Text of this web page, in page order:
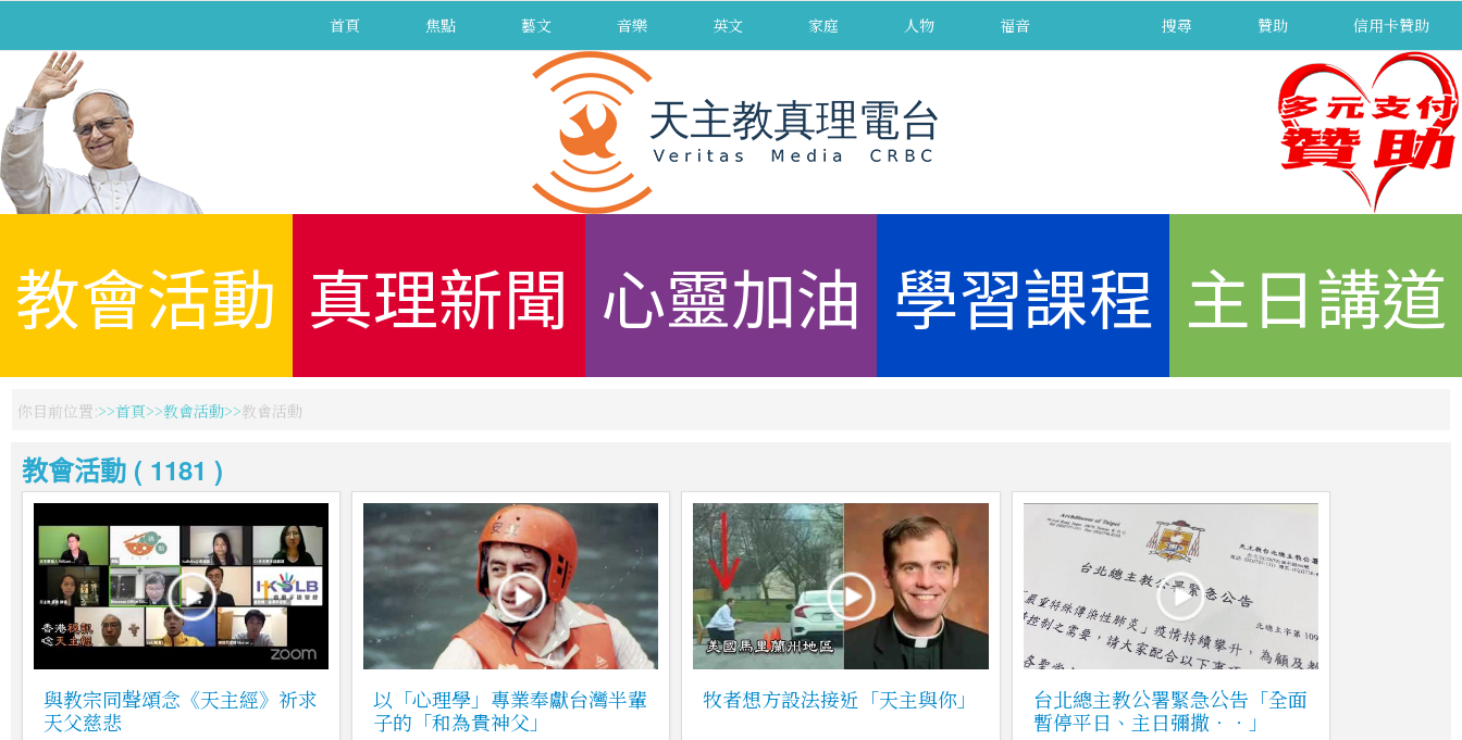
首頁 焦點 藝文 音樂 英文 家庭 人物 福音 搜尋 贊助 信用卡贊助
教會活動 真理新聞 心靈加油 學習課程 主日講道
你目前位置: 首頁 教會活動 教會活動
教會活動 ( 1181 )
與教宗同聲頌念《天主經》祈求
天父慈悲
以「心理學」專業奉獻台灣半輩
子的「和為貴神父」
牧者想方設法接近「天主與你」
台北總主教公署緊急公告「全面
暫停平日、主日彌撒‧‧」